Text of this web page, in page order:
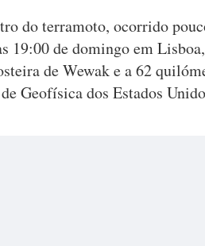
do terramoto, ocorrido
19:00 de domingo em
de Wewak e a 62
Geofísica dos Estados